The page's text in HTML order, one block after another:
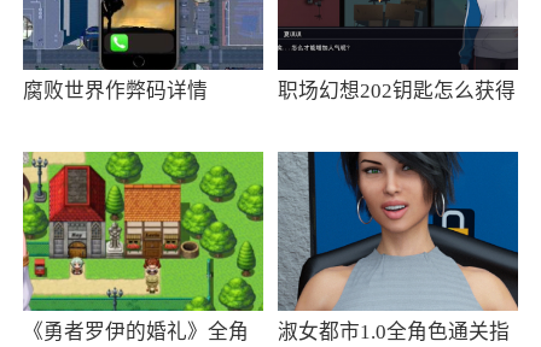
任务，让我们事半功倍；
5.【她姐妹圈】100多个不同女生的交流圈，
每个圈子都能找到志同道合的姐妹聊月经，一起
肥，一起美容，一起丰胸，一起研究星座，一起
找周围好吃好玩的东西。...每天都有很多姐妹陪
着你，让我们不再无聊。
软件特色
腐败世界作弊码详情 职场幻想202钥匙怎么获得
《勇者罗伊的婚礼》全角 淑女都市1.0全角色通关指